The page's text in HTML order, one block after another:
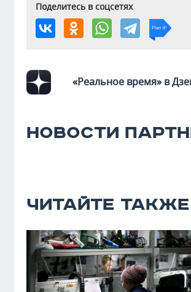
Поделитесь в соцсетях
«Реальное время» в
НОВОСТИ
ЧИТАЙТЕ ТАКЖЕ